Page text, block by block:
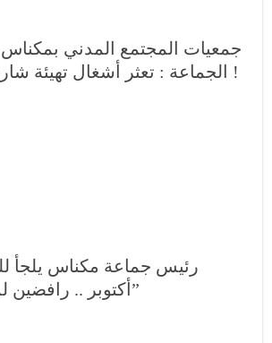
جمعيات المجتمع المدني
الجماعة : تعثر أشغال تهيئة شارع فريد الأنصاري بسبب احتلال الرصيف !
رئيس جماعة مكناس يلجأ
أكتوبر .. رافضين لما وصفوه بــ”التسيير الإداري العشوائي”